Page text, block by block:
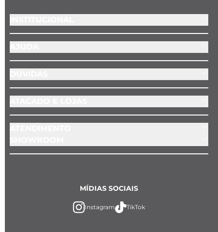
MÍDIAS SOCIAIS
Instagram TikTok